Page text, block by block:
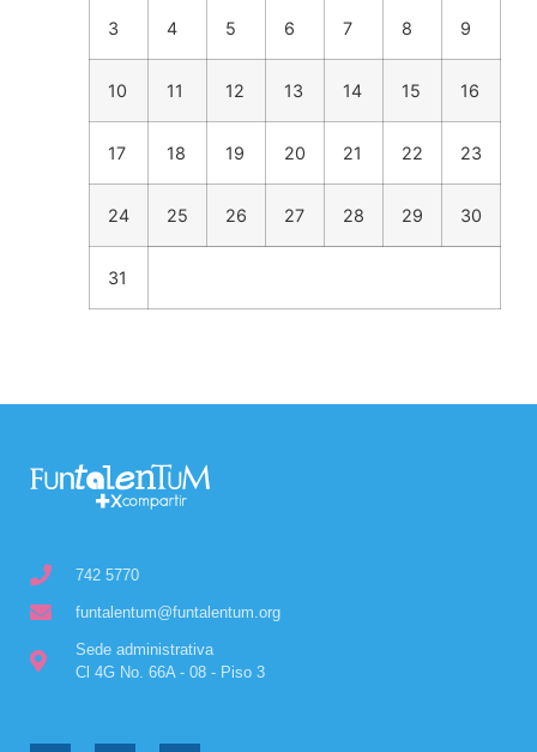
3 4 5 6 7 8 9
10 11 12 13 14 15 16
17 18 19 20 21 22 23
24 25 26 27 28 29 30
31
742 5770
funtalentum@funtalentum.org
Sede administrativa
Cl 4G No. 66A - 08 - Piso 3